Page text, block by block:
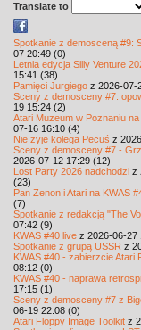
Translate to
Spotkanie z demosceną #9:
07 20:49 (0)
Letnia edycja Silly Venture
15:41 (38)
Pamięci Jurgiego z 2026-07-
Sceny z demosceny #7:
19 15:24 (2)
Atari Muzeum w Poznaniu
07-16 16:10 (4)
Nie żyje kolega Pecuś z
Sceny z demosceny #7 -
2026-07-12 17:29 (12)
Lost Party 2026 nadchodzi z
(23)
Pan Zenon i Atari na KWAS
(7)
Spotkanie z redakcją "The
07:42 (9)
KWAS #40 live z 2026-06-27
Spotkanie z grupą USSR z
KWAS #40 - zabierzcie Atari
08:12 (0)
KWAS #40 - naprawa
17:15 (1)
Sceny z demosceny #7 z
06-19 22:08 (0)
Atari Floppy Image Toolkit z